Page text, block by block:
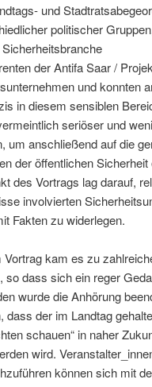
und
poli­tis­ch­er
der Antifa Saar /
und kon­nten
in diesem sen­si­blen
ser­iös­er und
um anschließend auf die
der öffentlichen Sicher­heit
des Vor­trags lag darauf,
involvierten
Fak­ten zu widerlegen.
Vor­trag kam es zu
so dass sich ein reger
wurde die Anhörung
der im Land­tag
schauen“ in naher
wird.
kön­nen sich mit